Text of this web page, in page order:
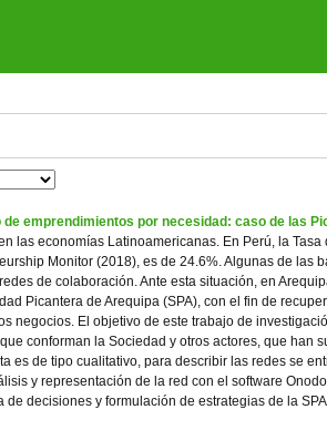
emprendimientos por necesidad: caso de las
las economías Latinoamericanas. En Perú, la Tasa
Monitor (2018), es de 24.6%. Algunas de las
de colaboración. Ante esta situación, en
Picantera de Arequipa (SPA), con el fin de
negocios. El objetivo de este trabajo de
conforman la Sociedad y otros actores, que han
es de tipo cualitativo, para describir las redes se
y representación de la red con el software
decisiones y formulación de estrategias de la